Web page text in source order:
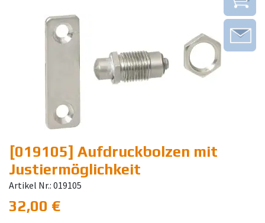
[019105] Aufdruckbolzen mit
Justiermöglichkeit
Artikel Nr.: 019105
32,00 €